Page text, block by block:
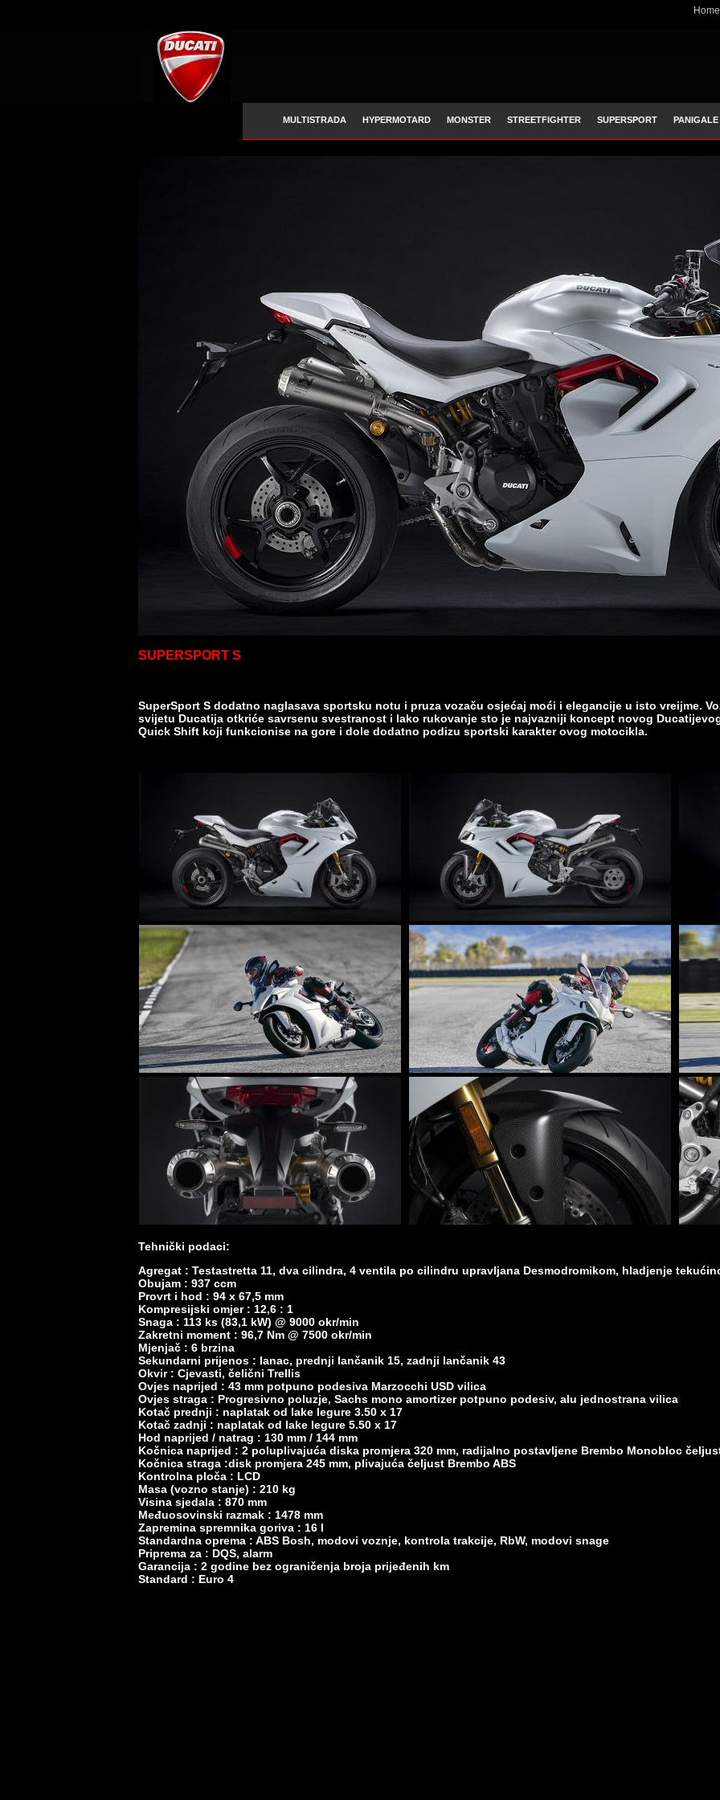
Home
MULTISTRADA HYPERMOTARD MONSTER STREETFIGHTER SUPERSPORT PANIGALE
SUPERSPORT S
SuperSport S dodatno naglasava sportsku notu i pruza vozaču osjećaj moći i elegancije u isto vreijme.
svijetu Ducatija otkriće savrsenu svestranost i lako rukovanje sto je najvazniji koncept novog
Quick Shift koji funkcionise na gore i dole dodatno podizu sportski karakter ovog motocikla.
Tehnički podaci:
Agregat : Testastretta 11, dva cilindra, 4 ventila po cilindru upravljana Desmodromikom, hladjenje
Obujam : 937 ccm
Provrt i hod : 94 x 67,5 mm
Kompresijski omjer : 12,6 : 1
Snaga : 113 ks (83,1 kW) @ 9000 okr/min
Zakretni moment : 96,7 Nm @ 7500 okr/min
Mjenjač : 6 brzina
Sekundarni prijenos : lanac, prednji lančanik 15, zadnji lančanik 43
Okvir : Cjevasti, čelični Trellis
Ovjes naprijed : 43 mm potpuno podesiva Marzocchi USD vilica
Ovjes straga : Progresivno poluzje, Sachs mono amortizer potpuno podesiv, alu jednostrana vilica
Kotač prednji : naplatak od lake legure 3.50 x 17
Kotač zadnji : naplatak od lake legure 5.50 x 17
Hod naprijed / natrag : 130 mm / 144 mm
Kočnica naprijed : 2 poluplivajuća diska promjera 320 mm, radijalno postavljene Brembo Monobloc
Kočnica straga :disk promjera 245 mm, plivajuća čeljust Brembo ABS
Kontrolna ploča : LCD
Masa (vozno stanje) : 210 kg
Visina sjedala : 870 mm
Međuosovinski razmak : 1478 mm
Zapremina spremnika goriva : 16 l
Standardna oprema : ABS Bosh, modovi voznje, kontrola trakcije, RbW, modovi snage
Priprema za : DQS, alarm
Garancija : 2 godine bez ograničenja broja prijeđenih km
Standard : Euro 4